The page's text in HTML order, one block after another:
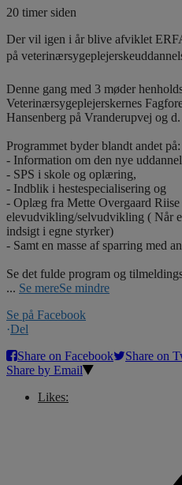
20 timer siden
Der vil igen i år blive afviklet
på
Denne gang med 3 møder
Veterinærsygeplejerskernes
Hansenberg på Vranderupvej og
Programmet byder blandt andet på:
- Information om den nye
- SPS i skole og oplæring,
- Indblik i hestespecialisering og
- Oplæg fra Mette Overgaard
elevudvikling/selvudvikling ( Når
indsigt i egne styrker)
- Samt en masse af sparring med
Se det fulde program og
... Se mereSe mindre
Se på Facebook
·Del
Share on Facebook
Share on
Share by Email
Likes: